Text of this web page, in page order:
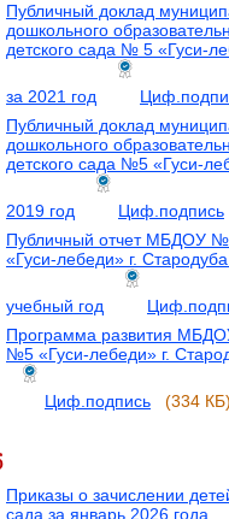
Публичный доклад
дошкольного
детского сада № 5 «Гуси-
за 2021 год
Публичный доклад
дошкольного
детского сада №5 «Гуси-
2019 год Циф.подпись
Публичный отчет МБДОУ
«Гуси-лебеди» г.
учебный год
Программа развития
№5 «Гуси-лебеди» г.
Циф.подпись (334 КБ)
Приказы о зачислении
сада за январь 2026 года